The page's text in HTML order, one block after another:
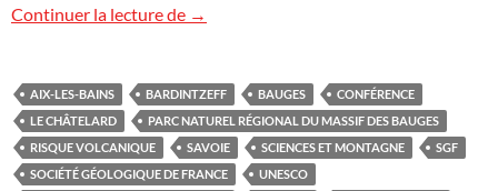
Continuer la lecture de Deux conférences en Savoie
→
AIX-LES-BAINS BARDINTZEFF BAUGES
CONFÉRENCE
LE CHÂTELARD
PARC NATUREL RÉGIONAL DU MASSIF DES BAUGES
RISQUE VOLCANIQUE
SAVOIE SCIENCES ET MONTAGNE
SGF
SOCIÉTÉ GÉOLOGIQUE DE FRANCE
UNESCO